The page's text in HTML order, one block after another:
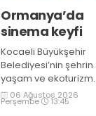
Ormanya’da
sinema keyfi
Kocaeli Büyükşehir
Belediyesi’nin
yaşam ve ekoturizm
merkezi Ormanya’da
düzenlediği “Gece
06 Ağustos 2026
Perşembe 13:45